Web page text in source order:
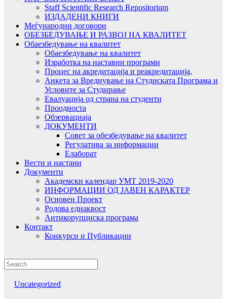
Staff Scientific Research Repositorium
ИЗДАДЕНИ КНИГИ
Меѓународни договори
ОБЕЗБЕДУВАЊЕ И РАЗВОЈ НА КВАЛИТЕТ
Обаезбедување на квалитет
Обаезбедување на квалитет
Изработка на наставни програми
Процес на акредитација и реакредитација,
Анкета за Вреднување на Студиската Програма и
Условите за Студирање
Евалуација од страна на студенти
Проодноста
Обзервациаја
ДОКУМЕНТИ
Совет за обезбедување на квалитет
Регулатива за информации
Елаборат
Вести и настани
Документи
Академски календар УМТ 2019-2020
ИНФОРМАЦИИ ОД ЈАВЕН КАРАКТЕР
Основен Проект
Родова еднаквост
Антикорупциска програма
Контакт
Конкурси и Публикации
Uncategorized